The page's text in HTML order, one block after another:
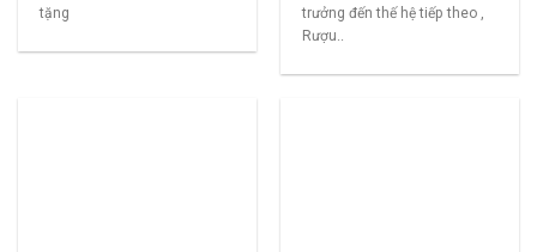
tặng
trưởng đến thế hệ tiếp theo ,
Rượu..